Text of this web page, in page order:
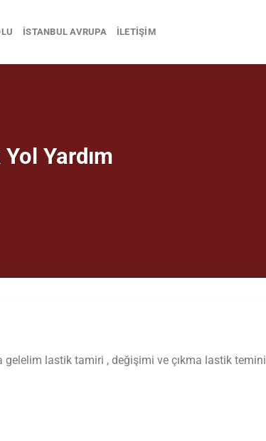
İSTANBUL AVRUPA İLETIŞIM
Yardım
lastik tamiri , değişimi ve çıkma lastik temini